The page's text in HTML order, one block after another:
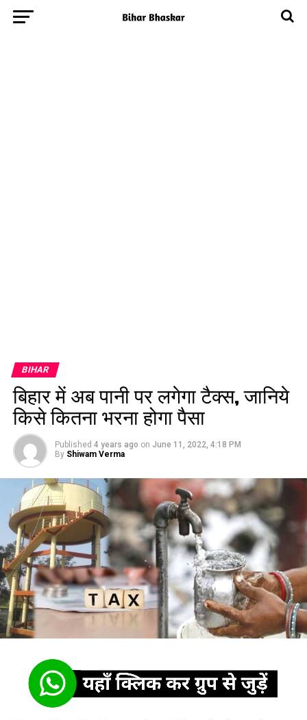
BIHAR
बिहार में अब पानी पर लगेगा टैक्स, जानिये
किसे कितना भरना होगा पैसा
Published 4 years ago on June 11, 2022, 4:18 PM
By Shiwam Verma